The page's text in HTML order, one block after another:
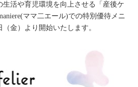
生活や育児環境を向上させる「産後ケ
ママ二エール)での特別優待メニ
金）より開始いたします。